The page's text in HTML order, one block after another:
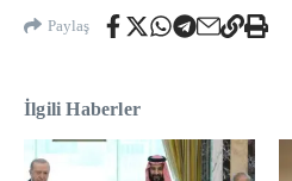
Paylaş
İlgili Haberler